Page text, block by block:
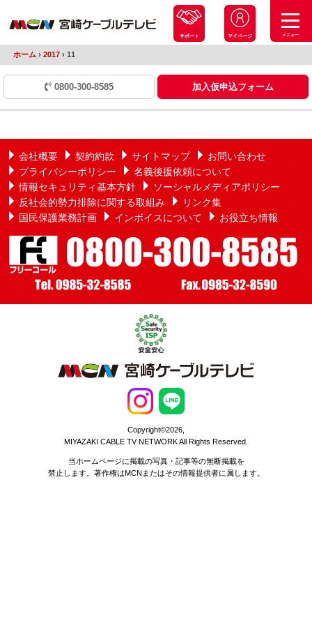
サポート マイページ メニュー
ホーム › 2017 ›11
0800-300-8585 加入仮申込フォーム
会社概要 契約約款 サイトマップ
お問い合わせ
プライバシーポリシー
名義後援依頼について
情報セキュリティ基本方針
ソーシャルメディアポリシー
反社会的勢力排除に関する取組み
リンク集
国民保護業務計画
インボイスについて お役立ち情報
Copyright©2026,
MIYAZAKI CABLE TV NETWORK All Rights Reserved.
当ホームページに掲載の写真・記事等の無断掲載を
禁止します。著作権はMCNまたはその情報提供者に属します。